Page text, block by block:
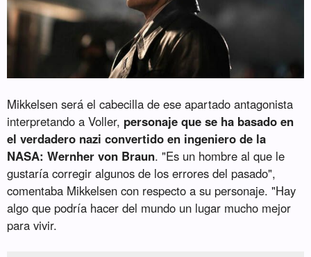
Mikkelsen será el cabecilla de ese apartado antagonista
interpretando a Voller, personaje que se ha basado en
el verdadero nazi convertido en ingeniero de la
NASA: Wernher von Braun. "Es un hombre al que le
gustaría corregir algunos de los errores del pasado",
comentaba Mikkelsen con respecto a su personaje. "Hay
algo que podría hacer del mundo un lugar mucho mejor
para vivir.